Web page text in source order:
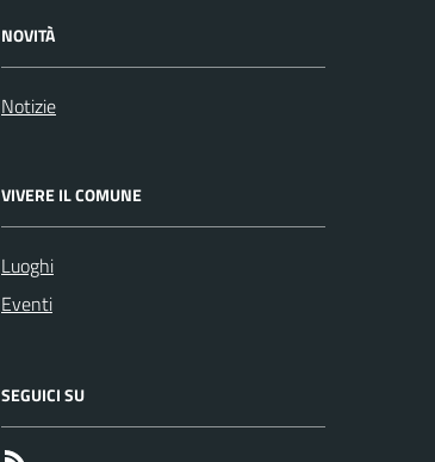
NOVITÀ
Notizie
VIVERE IL COMUNE
Luoghi
Eventi
SEGUICI SU